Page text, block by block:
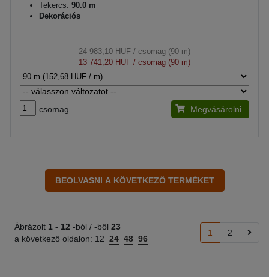
Tekercs: 90.0 m
Dekorációs
24 983,10 HUF/ csomag (90 m)
13 741,20 HUF / csomag (90 m)
csomag Megvásárolni
Ábrázolt 1 - 12 -ból / -ből 23
a következő oldalon: 12 24 48 96
1 2